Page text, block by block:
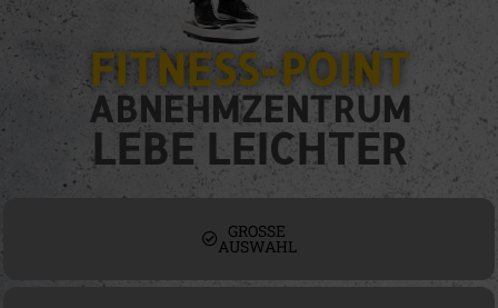
FITNESS-POINT
ABNEHMZENTRUM
LEBE LEICHTER
GROSSE
AUSWAHL